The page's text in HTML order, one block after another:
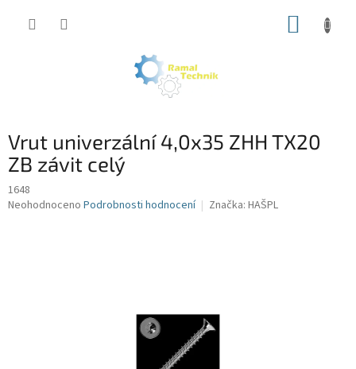
Vrut univerzální 4,0x35 ZHH TX20
ZB závit celý
1648
Průměrné
Neohodnoceno Podrobnosti hodnocení Značka: HAŠPL